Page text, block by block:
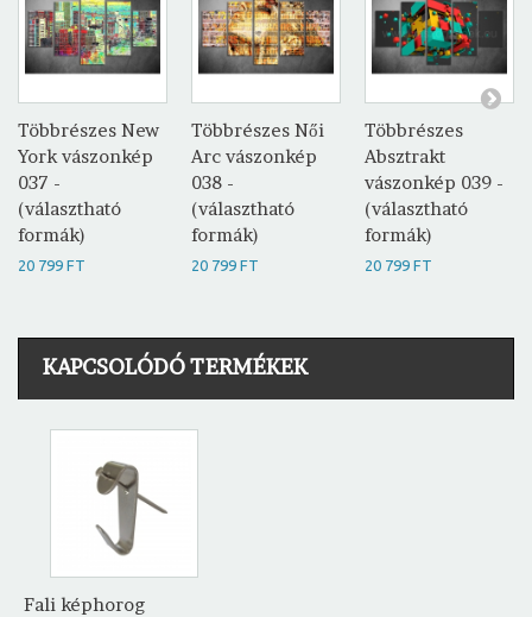
Többrészes New
York vászonkép
037 -
(választható
formák)
20 799 FT
Többrészes Női
Arc vászonkép
038 -
(választható
formák)
20 799 FT
Többrészes
Absztrakt
vászonkép 039 -
(választható
formák)
20 799 FT
KAPCSOLÓDÓ TERMÉKEK
Fali képhorog